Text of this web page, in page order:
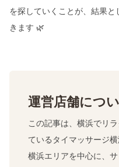
を探していくことが、結果
きます 🌿
運営店舗につ
この記事は、横浜でリ
ているタイマッサージ
横浜エリアを中心に、